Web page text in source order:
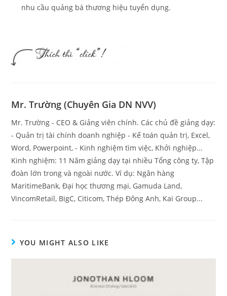
nhu cầu quảng bá thương hiệu tuyển dụng.
Mr. Trường (Chuyên Gia DN NVV)
Mr. Trường - CEO & Giảng viên chính. Các chủ đề giảng dạy:
- Quản trị tài chính doanh nghiệp - Kế toán quản trị, Excel,
Word, Powerpoint, - Kinh nghiệm tìm việc, Khởi nghiệp...
Kinh nghiệm: 11 Năm giảng dạy tại nhiều Tổng công ty, Tập
đoàn lớn trong và ngoài nước. Ví dụ: Ngân hàng
MaritimeBank, Đại học thương mại, Gamuda Land,
VincomRetail, BigC, Citicom, Thép Đông Anh, Kai Group...
YOU MIGHT ALSO LIKE